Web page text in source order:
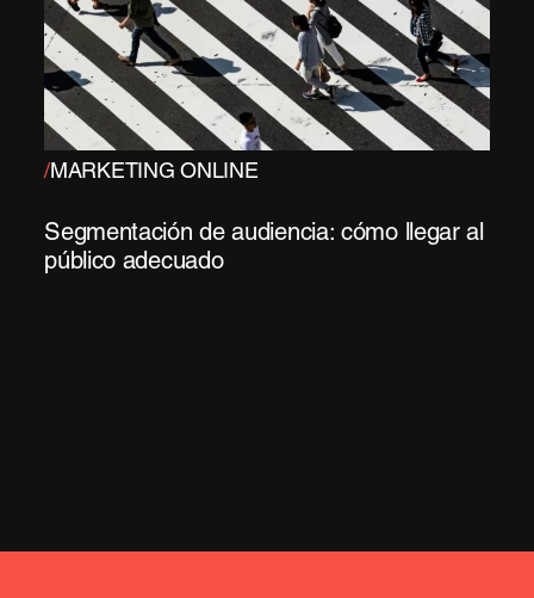
/MARKETING ONLINE
Segmentación de audiencia: cómo llegar al
público adecuado